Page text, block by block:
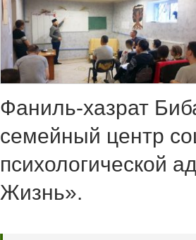
Фаниль-хазрат
семейный центр
психологической
Жизнь».